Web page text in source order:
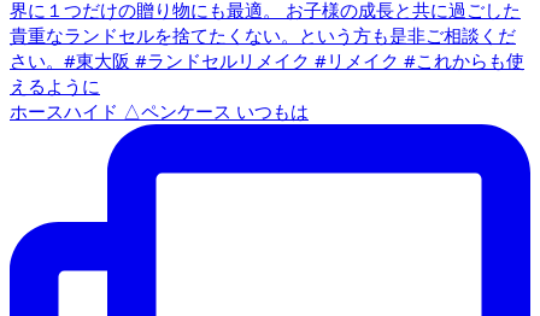
ホースハイド △ペンケース いつもは